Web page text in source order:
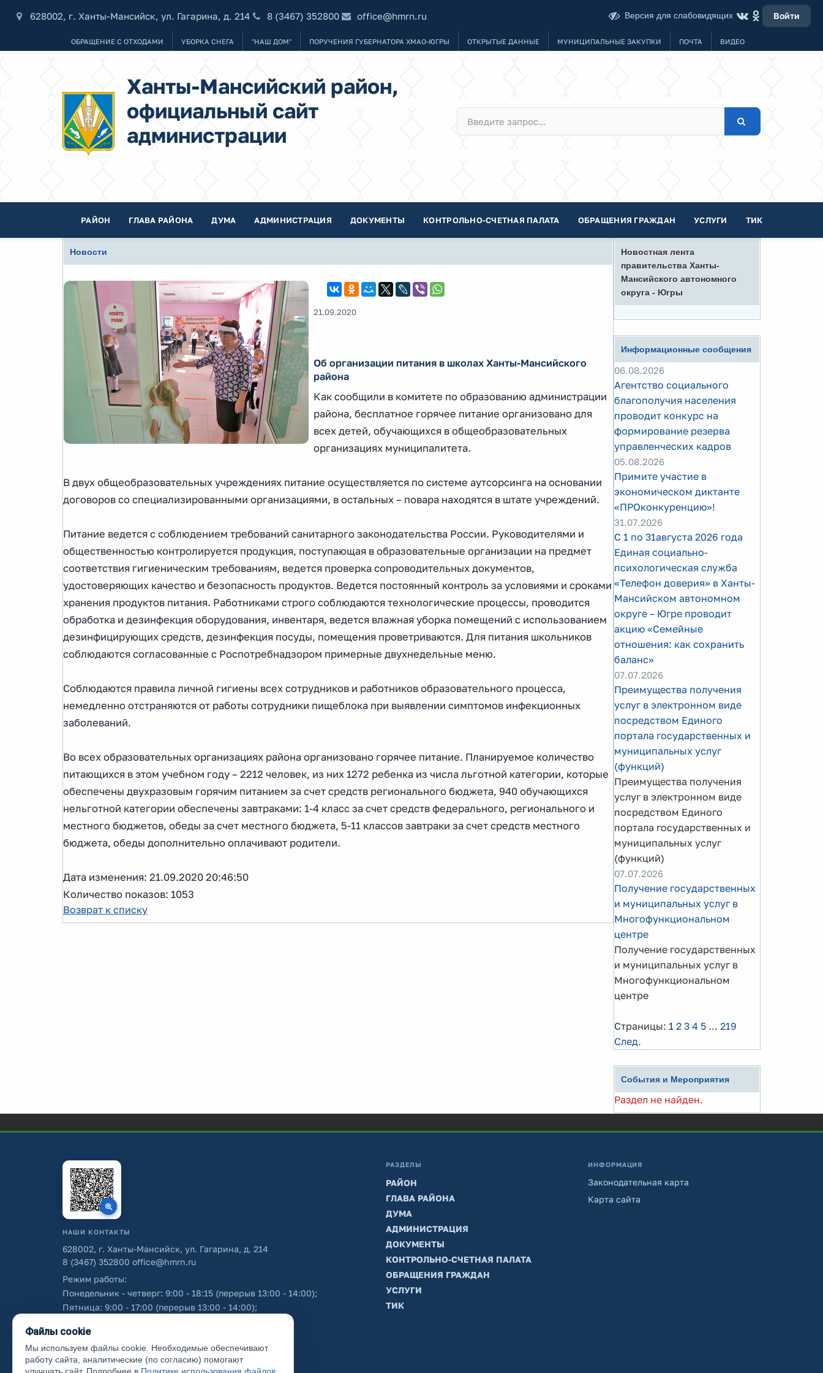
628002, г. Ханты-Мансийск, ул. Гагарина, д. 214 8 (3467) 352800 office@hmrn.ru Версия для слабовидящих Войти
ОБРАЩЕНИЕ С ОТХОДАМИ УБОРКА СНЕГА "НАШ ДОМ" ПОРУЧЕНИЯ ГУБЕРНАТОРА ХМАО-ЮГРЫ ОТКРЫТЫЕ ДАННЫЕ МУНИЦИПАЛЬНЫЕ ЗАКУПКИ ПОЧТА ВИДЕО
Ханты-Мансийский район,
официальный сайт
администрации
РАЙОН ГЛАВА РАЙОНА ДУМА АДМИНИСТРАЦИЯ ДОКУМЕНТЫ КОНТРОЛЬНО-СЧЕТНАЯ ПАЛАТА ОБРАЩЕНИЯ ГРАЖДАН УСЛУГИ ТИК
Новости
21.09.2020
Об организации питания в школах Ханты-Мансийского
района
Как сообщили в комитете по образованию администрации
района, бесплатное горячее питание организовано для
всех детей, обучающихся в общеобразовательных
организациях муниципалитета.
В двух общеобразовательных учреждениях питание осуществляется по системе аутсорсинга на основании
договоров со специализированными организациями, в остальных – повара находятся в штате учреждений.
Питание ведется с соблюдением требований санитарного законодательства России. Руководителями и
общественностью контролируется продукция, поступающая в образовательные организации на предмет
соответствия гигиеническим требованиям, ведется проверка сопроводительных документов,
удостоверяющих качество и безопасность продуктов. Ведется постоянный контроль за условиями и сроками
хранения продуктов питания. Работниками строго соблюдаются технологические процессы, проводится
обработка и дезинфекция оборудования, инвентаря, ведется влажная уборка помещений с использованием
дезинфицирующих средств, дезинфекция посуды, помещения проветриваются. Для питания школьников
соблюдаются согласованные с Роспотребнадзором примерные двухнедельные меню.
Соблюдаются правила личной гигиены всех сотрудников и работников образовательного процесса,
немедленно отстраняются от работы сотрудники пищеблока при выявлении симптомов инфекционных
заболеваний.
Во всех образовательных организациях района организовано горячее питание. Планируемое количество
питающихся в этом учебном году – 2212 человек, из них 1272 ребенка из числа льготной категории, которые
обеспечены двухразовым горячим питанием за счет средств регионального бюджета, 940 обучающихся
нельготной категории обеспечены завтраками: 1-4 класс за счет средств федерального, регионального и
местного бюджетов, обеды за счет местного бюджета, 5-11 классов завтраки за счет средств местного
бюджета, обеды дополнительно оплачивают родители.
Дата изменения: 21.09.2020 20:46:50
Количество показов: 1053
Возврат к списку
Новостная лента
правительства Ханты-
Мансийского автономного
округа - Югры
Информационные сообщения
06.08.2026
Агентство социального
благополучия населения
проводит конкурс на
формирование резерва
управленческих кадров
05.08.2026
Примите участие в
экономическом диктанте
«ПРОконкуренцию»!
31.07.2026
С 1 по 31августа 2026 года
Единая социально-
психологическая служба
«Телефон доверия» в Ханты-
Мансийском автономном
округе – Югре проводит
акцию «Семейные
отношения: как сохранить
баланс»
07.07.2026
Преимущества получения
услуг в электронном виде
посредством Единого
портала государственных и
муниципальных услуг
(функций)
Преимущества получения
услуг в электронном виде
посредством Единого
портала государственных и
муниципальных услуг
(функций)
07.07.2026
Получение государственных
и муниципальных услуг в
Многофункциональном
центре
Получение государственных
и муниципальных услуг в
Многофункциональном
центре
Страницы: 1 2 3 4 5 ... 219
След.
События и Мероприятия
Раздел не найден.
НАШИ КОНТАКТЫ
628002, г. Ханты-Мансийск, ул. Гагарина, д. 214
8 (3467) 352800 office@hmrn.ru
Режим работы:
Понедельник - четверг: 9:00 - 18:15 (перерыв 13:00 - 14:00);
Пятница: 9:00 - 17:00 (перерыв 13:00 - 14:00);
Об использовании персональных данных
РАЗДЕЛЫ
РАЙОН
ГЛАВА РАЙОНА
ДУМА
АДМИНИСТРАЦИЯ
ДОКУМЕНТЫ
КОНТРОЛЬНО-СЧЕТНАЯ ПАЛАТА
ОБРАЩЕНИЯ ГРАЖДАН
УСЛУГИ
ТИК
ИНФОРМАЦИЯ
Законодательная карта
Карта сайта
Файлы cookie
Мы используем файлы cookie. Необходимые обеспечивают
работу сайта, аналитические (по согласию) помогают